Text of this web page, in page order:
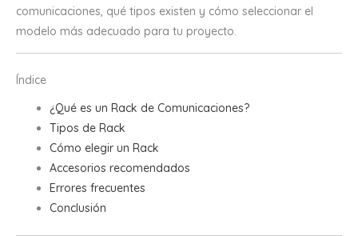
comunicaciones, qué tipos existen y cómo seleccionar el
modelo más adecuado para tu proyecto.
Índice
¿Qué es un Rack de Comunicaciones?
Tipos de Rack
Cómo elegir un Rack
Accesorios recomendados
Errores frecuentes
Conclusión